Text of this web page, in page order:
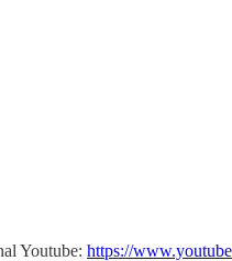
Youtube: https://